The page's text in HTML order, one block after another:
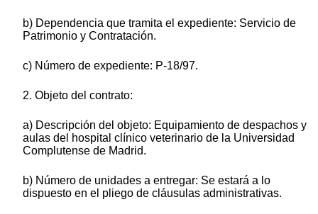
b) Dependencia que tramita el expediente: Servicio de
Patrimonio y Contratación.
c) Número de expediente: P-18/97.
2. Objeto del contrato:
a) Descripción del objeto: Equipamiento de despachos y
aulas del hospital clínico veterinario de la Universidad
Complutense de Madrid.
b) Número de unidades a entregar: Se estará a lo
dispuesto en el pliego de cláusulas administrativas.